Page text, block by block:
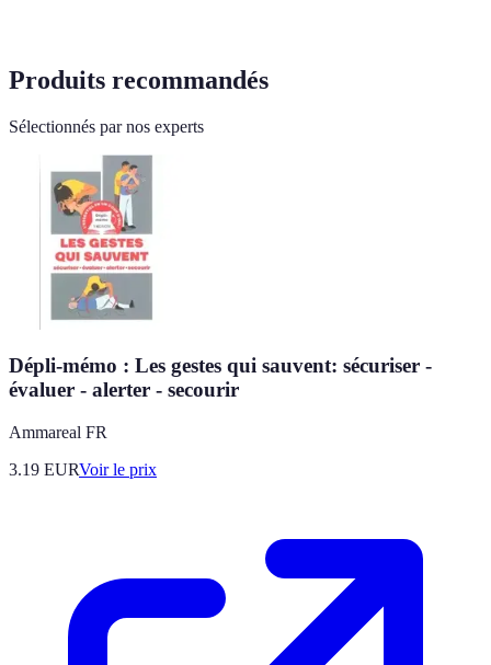
Produits recommandés
Sélectionnés par nos experts
Dépli-mémo : Les gestes qui sauvent: sécuriser -
évaluer - alerter - secourir
Ammareal FR
3.19 EURVoir le prix